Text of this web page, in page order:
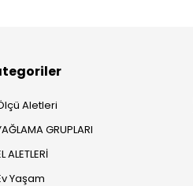
Aletleri
GRUPLARI
ALETLERİ
Yaşam